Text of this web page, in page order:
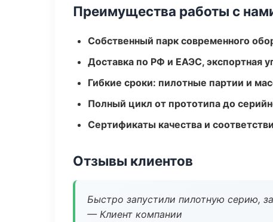
Преимущества работы с
Собственный парк современного
Доставка по РФ и ЕАЭС, экспортная
Гибкие сроки: пилотные партии и
Полный цикл от прототипа до
Сертификаты качества и
Отзывы клиентов
Быстро запустили пилотную серию,
— Клиент компании